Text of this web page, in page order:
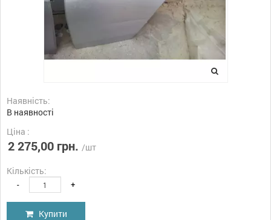
Наявність:
В наявності
Ціна :
2 275,00 грн. /шт
Кількість:
- +
Купити